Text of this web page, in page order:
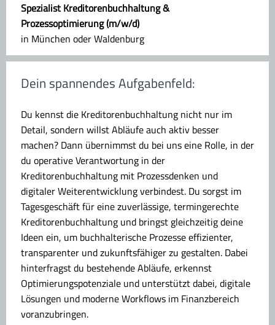
Spezialist Kreditorenbuchhaltung &
Prozessoptimierung (m/w/d)
in München oder Waldenburg
Dein spannendes Aufgabenfeld:
Du kennst die Kreditorenbuchhaltung nicht nur im
Detail, sondern willst Abläufe auch aktiv besser
machen? Dann übernimmst du bei uns eine Rolle, in der
du operative Verantwortung in der
Kreditorenbuchhaltung mit Prozessdenken und
digitaler Weiterentwicklung verbindest. Du sorgst im
Tagesgeschäft für eine zuverlässige, termingerechte
Kreditorenbuchhaltung und bringst gleichzeitig deine
Ideen ein, um buchhalterische Prozesse effizienter,
transparenter und zukunftsfähiger zu gestalten. Dabei
hinterfragst du bestehende Abläufe, erkennst
Optimierungspotenziale und unterstützt dabei, digitale
Lösungen und moderne Workflows im Finanzbereich
voranzubringen.